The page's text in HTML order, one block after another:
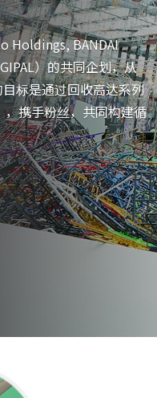
Holdings, BANDAI
）的共同企划，从
标是通过回收高达系列
携手粉丝，共同构建循